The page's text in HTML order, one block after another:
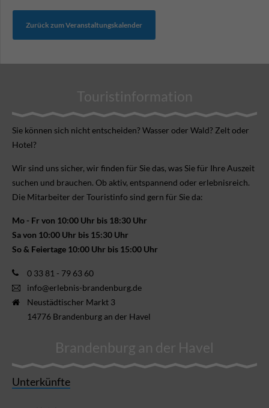
Zurück zum Veranstaltungskalender
Touristinformation
Sie können sich nicht ent­scheiden? Wasser oder Wald? Zelt oder
Hotel?
Wir sind uns sicher, wir finden für Sie das, was Sie für Ihre Aus­zeit
suchen und brauchen. Ob aktiv, ent­spannend oder erlebnis­reich.
Die Mitarbeiter der Touristinfo sind gern für Sie da:
Mo - Fr von 10:00 Uhr bis 18:30 Uhr
Sa von 10:00 Uhr bis 15:30 Uhr
So & Feiertage 10:00 Uhr bis 15:00 Uhr
0 33 81 - 79 63 60
info@erlebnis-brandenburg.de
Neustädtischer Markt 3
14776 Brandenburg an der Havel
Brandenburg an der Havel
Unterkünfte